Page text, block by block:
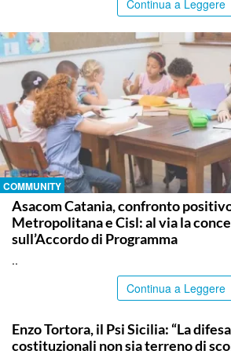
Continua a Leggere
COMMUNITY
Asacom Catania, confronto
Metropolitana e Cisl: al via la
sull’Accordo di Programma
..
Continua a Leggere
Enzo Tortora, il Psi Sicilia: “La
costituzionali non sia terreno di